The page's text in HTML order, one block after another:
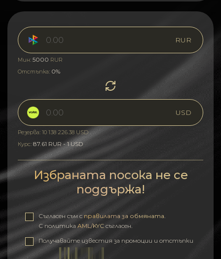
RUR
Мин: 5000 RUR
Отстъпка: 0%
USD
Резерва: 10 138 226.38 USD
Курс: 87.61 RUR - 1 USD
Избраната посока не се
поддържа!
Съгласен съм с правилата за обмяната
С политика AML/KYC съгласен.
Получавайте известия за промоции и отстъпки